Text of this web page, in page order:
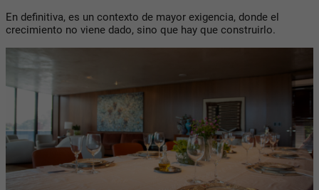
En definitiva, es un contexto de mayor exigencia, donde el
crecimiento no viene dado, sino que hay que construirlo.